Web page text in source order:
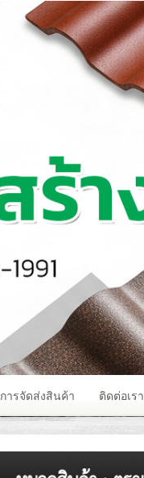
การจัดส่งสินค้า ติดต่อเรา